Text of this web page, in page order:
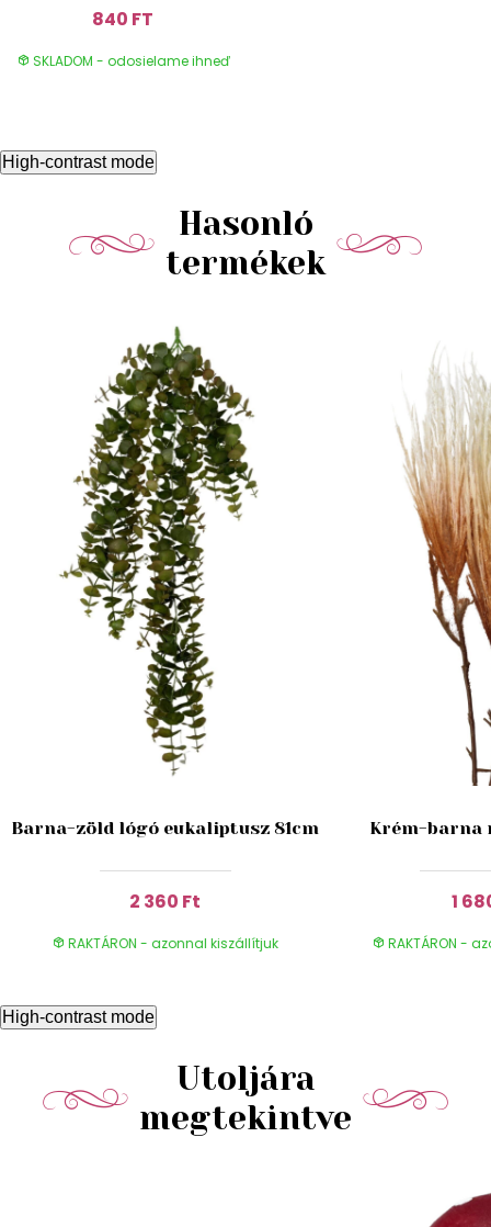
840 FT
SKLADOM - odosielame ihneď
High-contrast mode
Hasonló
termékek
Barna-zöld lógó eukaliptusz 81cm
2 360 Ft
RAKTÁRON - azonnal kiszállítjuk
Krém-barna
1
RAKTÁRON -
High-contrast mode
Utoljára
megtekintve